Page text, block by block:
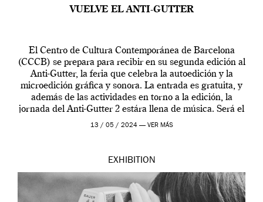
VUELVE EL ANTI-GUTTER
El Centro de Cultura Contemporánea de Barcelona
(CCCB) se prepara para recibir en su segunda edición al
Anti-Gutter, la feria que celebra la autoedición y la
microedición gráfica y sonora. La entrada es gratuita, y
además de las actividades en torno a la edición, la
jornada del Anti-Gutter 2 estára llena de música. Será el
[…]
13 / 05 / 2024 — VER MÁS
EXHIBITION